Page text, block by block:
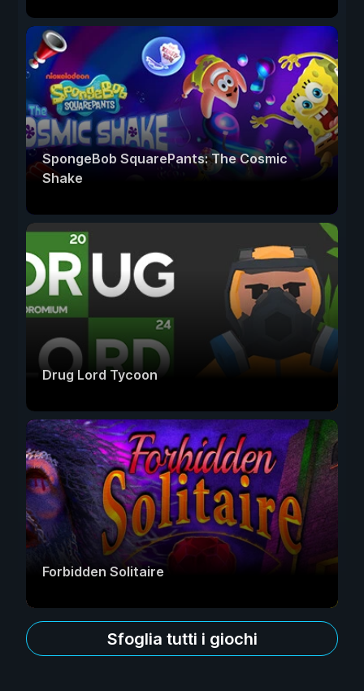
SpongeBob SquarePants: The Cosmic
Shake
Drug Lord Tycoon
Forbidden Solitaire
Sfoglia tutti i giochi